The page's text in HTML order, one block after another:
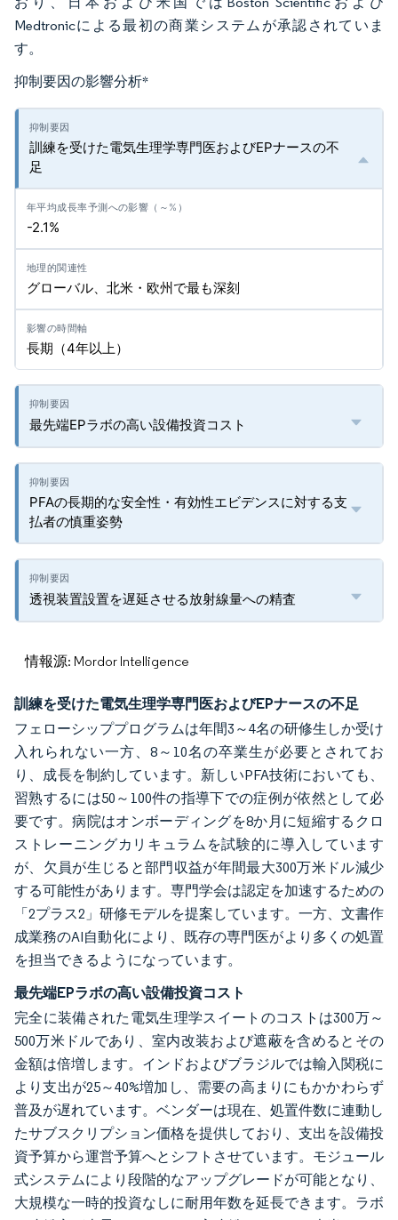
Medtronicによる最初の商業システムが承認されていま
す。
抑制要因の影響分析*
訓練を受けた電気生理学専門医およびEPナースの不
足
-2.1%
グローバル、北米・欧州で最も深刻
長期（4年以上）
最先端EPラボの高い設備投資コスト
PFAの長期的な安全性・有効性エビデンスに対する支
払者の慎重姿勢
透視装置設置を遅延させる放射線量への精査
情報源: Mordor Intelligence
訓練を受けた電気生理学専門医およびEPナースの不足
フェローシッププログラムは年間3～4名の研修生しか受け
入れられない一方、8～10名の卒業生が必要とされてお
り、成長を制約しています。新しいPFA技術においても、
習熟するには50～100件の指導下での症例が依然として必
要です。病院はオンボーディングを8か月に短縮するクロ
ストレーニングカリキュラムを試験的に導入しています
が、欠員が生じると部門収益が年間最大300万米ドル減少
する可能性があります。専門学会は認定を加速するための
「2プラス2」研修モデルを提案しています。一方、文書作
成業務のAI自動化により、既存の専門医がより多くの処置
を担当できるようになっています。
最先端EPラボの高い設備投資コスト
完全に装備された電気生理学スイートのコストは300万～
500万米ドルであり、室内改装および遮蔽を含めるとその
金額は倍増します。インドおよびブラジルでは輸入関税に
より支出が25～40%増加し、需要の高まりにもかかわらず
普及が遅れています。ベンダーは現在、処置件数に連動し
たサブスクリプション価格を提供しており、支出を設備投
資予算から運営予算へとシフトさせています。モジュール
式システムにより段階的なアップグレードが可能となり、
大規模な一時的投資なしに耐用年数を延長できます。ラボ